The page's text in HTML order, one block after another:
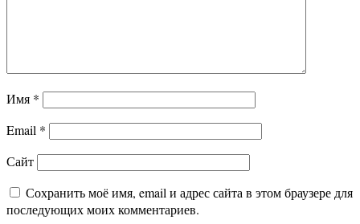
Имя *
Email *
Сайт
Сохранить моё имя, email и адрес сайта в этом браузере для
последующих моих комментариев.